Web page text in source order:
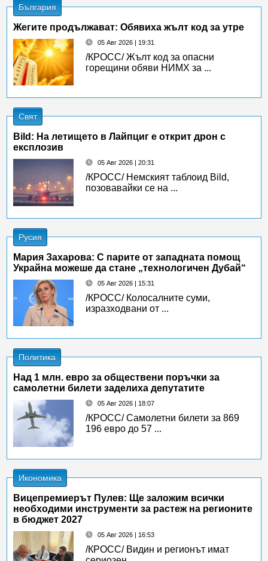
България
Жегите продължават: Обявиха жълт код за утре
05 Авг 2026 | 19:31
/КРОСС/ Жълт код за опасни
горещини обяви НИМХ за ...
Свят
Bild: На летището в Лайпциг е открит дрон с
експлозив
05 Авг 2026 | 20:31
/КРОСС/ Немският таблоид Bild,
позовавайки се на ...
Русия
Мария Захарова: С парите от западната помощ
Украйна можеше да стане „технологичен Дубай“
05 Авг 2026 | 15:31
/КРОСС/ Колосалните суми,
изразходвани от ...
Политика
Над 1 млн. евро за обществени поръчки за
самолетни билети заделиха депутатите
05 Авг 2026 | 18:07
/КРОСС/ Самолетни билети за 869
196 евро до 57 ...
Икономика
Вицепремиерът Пулев: Ще заложим всички
необходими инструменти за растеж на регионите
в бюджет 2027
05 Авг 2026 | 16:53
/КРОСС/ Видин и регионът имат